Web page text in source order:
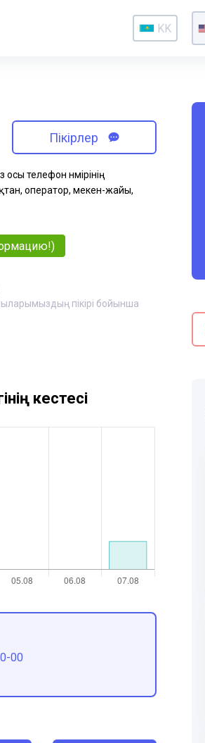
KK
Пікірлер
телефон нөмірінің
оператор, мекен-жайы,
пікірі бойынша
кестесі
00